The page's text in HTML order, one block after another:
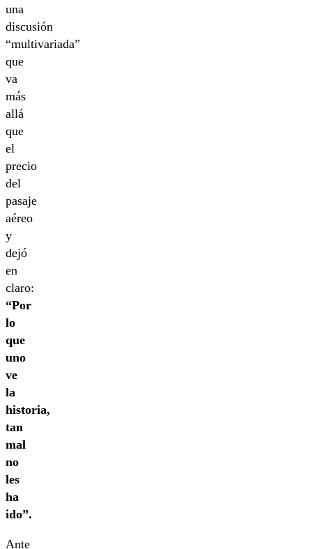
una
discusión
“multivariada”
que
va
más
allá
que
el
precio
del
pasaje
aéreo
y
dejó
en
claro:
“Por
lo
que
uno
ve
la
historia,
tan
mal
no
les
ha
ido”.
Ante